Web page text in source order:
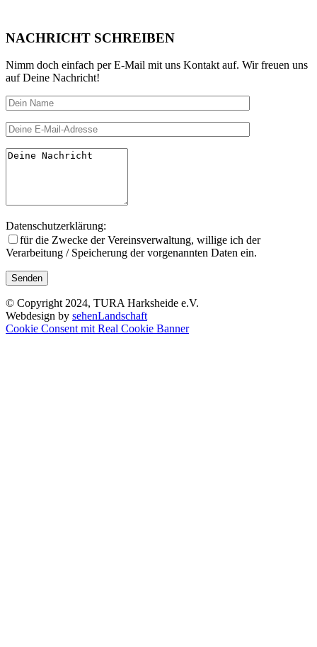
NACHRICHT SCHREIBEN
Nimm doch einfach per E-Mail mit uns Kontakt auf. Wir freuen uns
auf Deine Nachricht!
Datenschutzerklärung:
für die Zwecke der Vereinsverwal­tung, willige ich der
Verarbeitung / Speicherung der vorgenannten Daten ein.
© Copyright 2024, TURA Harksheide e.V.
Webdesign by sehenLandschaft
Cookie Consent mit Real Cookie Banner